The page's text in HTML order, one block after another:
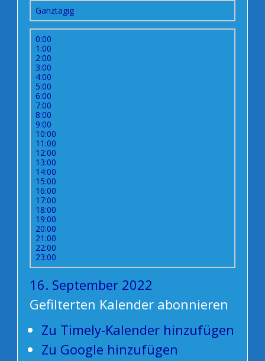
Ganztägig
0:00
1:00
2:00
3:00
4:00
5:00
6:00
7:00
8:00
9:00
10:00
11:00
12:00
13:00
14:00
15:00
16:00
17:00
18:00
19:00
20:00
21:00
22:00
23:00
16. September 2022
Gefilterten Kalender abonnieren
Zu Timely-Kalender hinzufügen
Zu Google hinzufügen